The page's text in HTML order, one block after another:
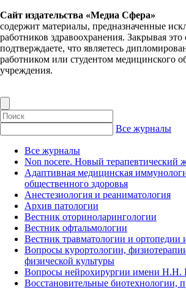
Сайт издательства «Медиа Сфера»
содержит материалы, предназначенные
работников здравоохранения. Закрывая
подтверждаете, что являетесь
работником или студентом медицинского
учреждения.
Все журналы
Все журналы
Non nocere. Новый терапевтический
Адаптивная медицинская
общественного здоровья
Анестезиология и реаниматология
Архив патологии
Вестник оториноларингологии
Вестник офтальмологии
Вестник травматологии и
Вопросы курортологии,
физической культуры
Вопросы нейрохирургии имени Н.Н.
Восстановительные биотехнологии,